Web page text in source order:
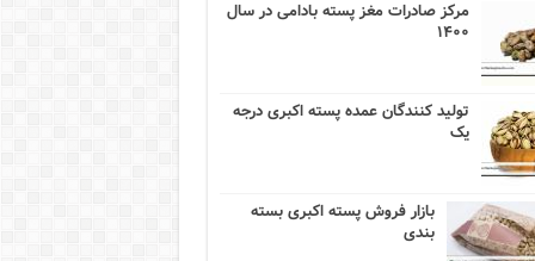
مرکز صادرات مغز پسته بادامی در سال
۱۴۰۰
تولید کنندگان عمده پسته اکبری درجه
یک
بازار فروش پسته اکبری بسته
بندی